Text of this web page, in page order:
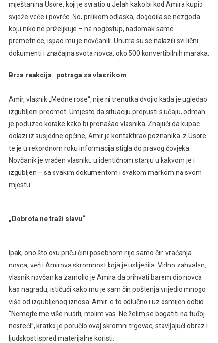
mještanina Usore, koji je svratio u Jelah kako bi kod Amira kupio
svježe voće i povrće. No, prilikom odlaska, dogodila se nezgoda
koju niko ne priželjkuje – na nogostup, nadomak same
prometnice, ispao mu je novčanik. Unutra su se nalazili svi lični
dokumenti i značajna svota novca, oko 500 konvertibilnih maraka.
Brza reakcija i potraga za vlasnikom
Amir, vlasnik „Medne rose“, nije ni trenutka dvojio kada je ugledao
izgubljeni predmet. Umjesto da situaciju prepusti slučaju, odmah
je poduzeo korake kako bi pronašao vlasnika. Znajući da kupac
dolazi iz susjedne općine, Amir je kontaktirao poznanika iz Usore
te je u rekordnom roku informacija stigla do pravog čovjeka.
Novčanik je vraćen vlasniku u identičnom stanju u kakvom je i
izgubljen – sa svakim dokumentom i svakom markom na svom
mjestu.
„Dobrota ne traži slavu“
Ipak, ono što ovu priču čini posebnom nije samo čin vraćanja
novca, već i Amirova skromnost koja je uslijedila. Vidno zahvalan,
vlasnik novčanika zamolio je Amira da prihvati barem dio novca
kao nagradu, ističući kako mu je sam čin poštenja vrijedio mnogo
više od izgubljenog iznosa. Amir je to odlučno i uz osmijeh odbio.
“Nemojte me više nuditi, molim vas. Ne želim se bogatiti na tuđoj
nesreći”, kratko je poručio ovaj skromni trgovac, stavljajući obraz i
ljudskost ispred materijalne koristi.